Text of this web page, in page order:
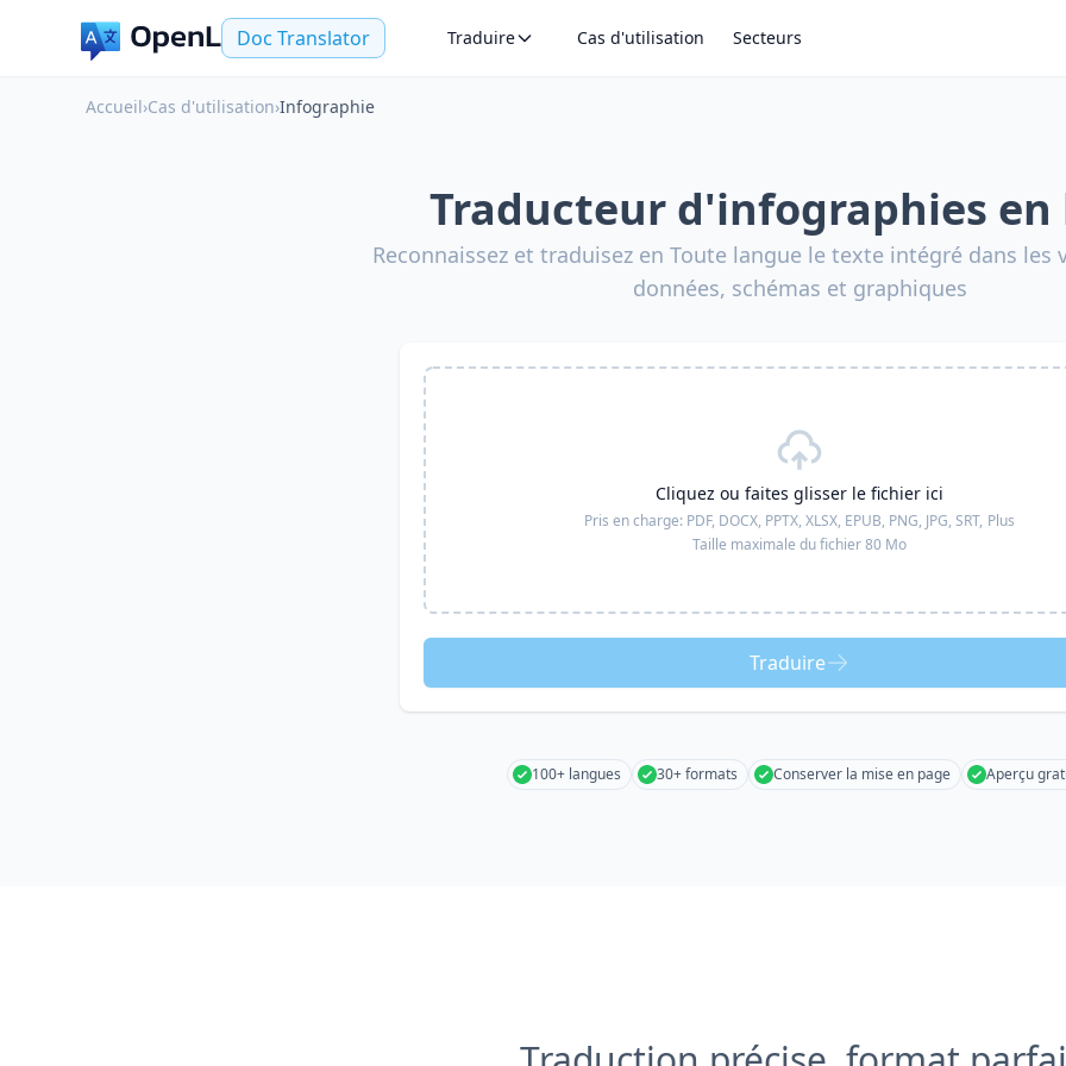
Doc Translator Traduire Cas d'utilisation Secteurs
Accueil›Cas d'utilisation›Infographie
Traducteur d'infographies en
Reconnaissez et traduisez en Toute langue le texte intégré dans les
données, schémas et graphiques
Cliquez ou faites glisser le fichier ici
Pris en charge: PDF, DOCX, PPTX, XLSX, EPUB, PNG, JPG, SRT, Plus
Taille maximale du fichier 80 Mo
Traduire
100+ langues 30+ formats Conserver la mise en page Aperçu